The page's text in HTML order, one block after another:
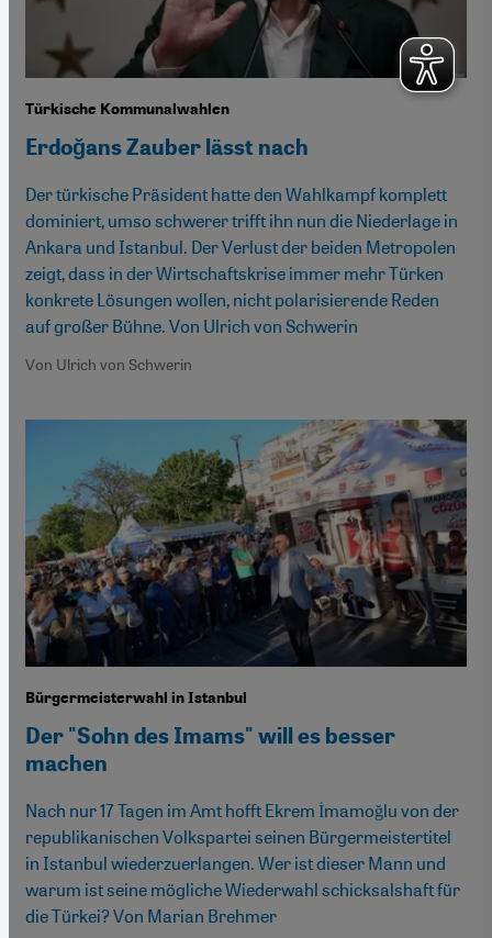
Türkische Kommunalwahlen
Erdoğans Zauber lässt nach
Der türkische Präsident hatte den Wahlkampf komplett
dominiert, umso schwerer trifft ihn nun die Niederlage in
Ankara und Istanbul. Der Verlust der beiden Metropolen
zeigt, dass in der Wirtschaftskrise immer mehr Türken
konkrete Lösungen wollen, nicht polarisierende Reden
auf großer Bühne. Von Ulrich von Schwerin
Von Ulrich von Schwerin
Bürgermeisterwahl in Istanbul
Der "Sohn des Imams" will es besser
machen
Nach nur 17 Tagen im Amt hofft Ekrem İmamoğlu von der
republikanischen Volkspartei seinen Bürgermeistertitel
in Istanbul wiederzuerlangen. Wer ist dieser Mann und
warum ist seine mögliche Wiederwahl schicksalshaft für
die Türkei? Von Marian Brehmer